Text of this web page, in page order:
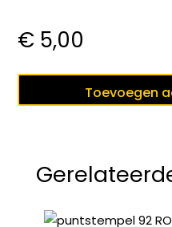
€ 5,00
5
Toevoegen